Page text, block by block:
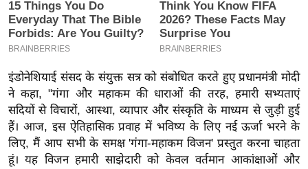
2
6
क्रा
इ
म
ई
-
पे
प
इंडोनेशियाई संसद के संयुक्त सत्र को संबोधित करते हुए प्रधानमंत्री मोदी
ने कहा, "गंगा और महाकम की धाराओं की तरह, हमारी सभ्यताएं
सदियों से विचारों, आस्था, व्यापार और संस्कृति के माध्यम से जुड़ी हुई
हैं। आज, इस ऐतिहासिक प्रवाह में भविष्य के लिए नई ऊर्जा भरने के
लिए, मैं आप सभी के समक्ष 'गंगा-महाकम विजन' प्रस्तुत करना चाहता
हूं। यह विजन हमारी साझेदारी को केवल वर्तमान आकांक्षाओं और